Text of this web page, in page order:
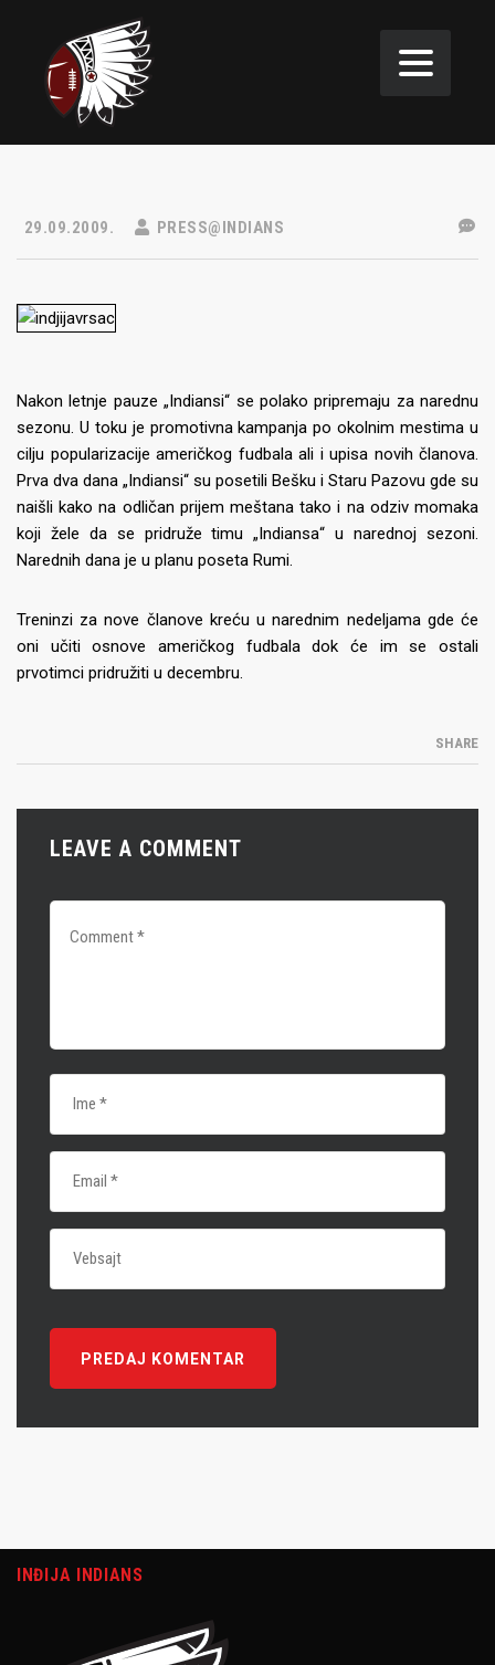
29.09.2009. PRESS@INDIANS
Nakon letnje pauze „Indiansi“ se polako pripremaju za narednu
sezonu. U toku je promotivna kampanja po okolnim mestima u
cilju popularizacije američkog fudbala ali i upisa novih članova.
Prva dva dana „Indiansi“ su posetili Bešku i Staru Pazovu gde su
naišli kako na odličan prijem meštana tako i na odziv momaka
koji žele da se pridruže timu „Indiansa“ u narednoj sezoni.
Narednih dana je u planu poseta Rumi.
Treninzi za nove članove kreću u narednim nedeljama gde će
oni učiti osnove američkog fudbala dok će im se ostali
prvotimci pridružiti u decembru.
SHARE
LEAVE A COMMENT
INĐIJA INDIANS